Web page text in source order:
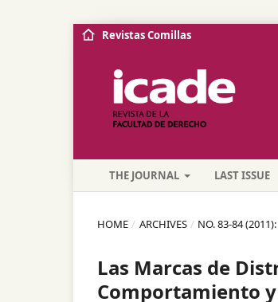
THE JOURNAL LAST ISSUE
Revistas Comillas
HOME / ARCHIVES / NO. 83-84
Las Marcas de
Comportamiento